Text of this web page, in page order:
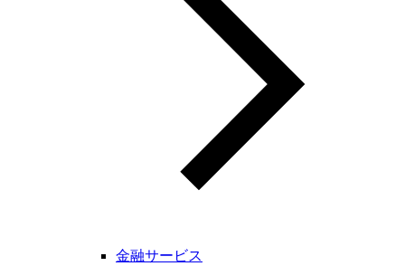
金融サービス